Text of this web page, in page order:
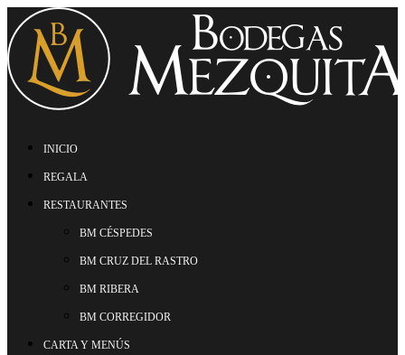
INICIO
REGALA
RESTAURANTES
BM CÉSPEDES
BM CRUZ DEL RASTRO
BM RIBERA
BM CORREGIDOR
CARTA Y MENÚS